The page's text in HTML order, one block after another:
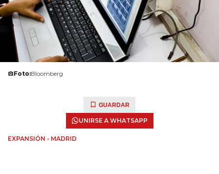
Foto:Bloomberg
GUARDAR
UNIRSE A WHATSAPP
EXPANSIÓN - MADRID